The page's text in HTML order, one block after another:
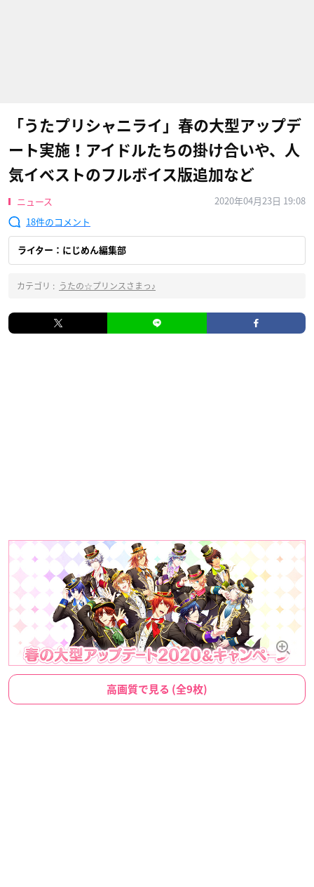
「うたプリシャニライ」春の大型アップデ
ート実施！アイドルたちの掛け合いや、人
気イベストのフルボイス版追加など
ニュース
2020年04月23日 19:08
18
ライター：にじめん編集部
カテゴリ : うたの☆プリンスさまっ♪
高画質で見る (全9枚)